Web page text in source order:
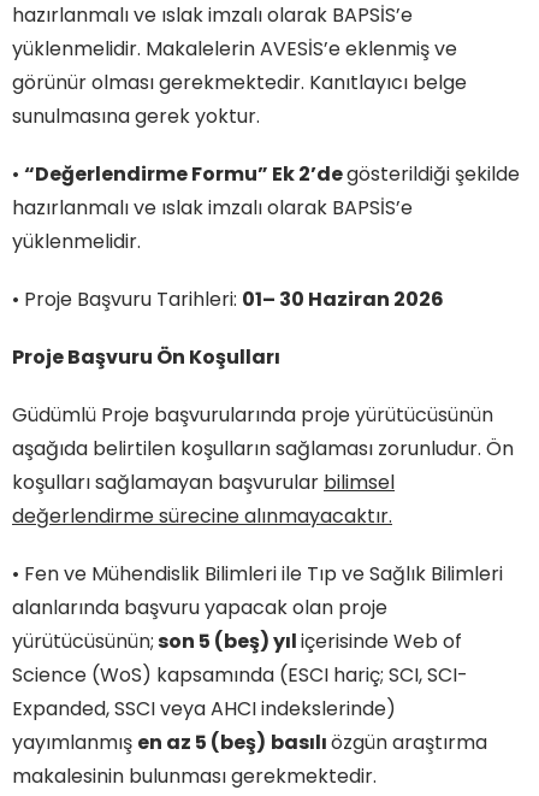
hazırlanmalı ve ıslak imzalı olarak BAPSİS’e
yüklenmelidir. Makalelerin AVESİS’e eklenmiş ve
görünür olması gerekmektedir. Kanıtlayıcı belge
sunulmasına gerek yoktur.
• “Değerlendirme Formu” Ek 2’degösterildiği şekilde
hazırlanmalı ve ıslak imzalı olarak BAPSİS’e
yüklenmelidir.
• Proje Başvuru Tarihleri: 01– 30 Haziran 2026
Proje Başvuru Ön Koşulları
Güdümlü Proje başvurularında proje yürütücüsünün
aşağıda belirtilen koşulların sağlaması zorunludur. Ön
koşulları sağlamayan başvurular bilimsel
değerlendirme sürecine alınmayacaktır.
• Fen ve Mühendislik Bilimleri ile Tıp ve Sağlık Bilimleri
alanlarında başvuru yapacak olan proje
yürütücüsünün;son 5 (beş) yıliçerisinde Web of
Science (WoS) kapsamında (ESCI hariç; SCI, SCI-
Expanded, SSCI veya AHCI indekslerinde)
yayımlanmış en az 5 (beş) basılıözgün araştırma
makalesinin bulunması gerekmektedir.